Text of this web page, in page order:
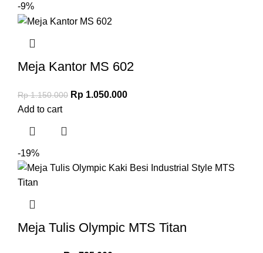
-9%
Meja Kantor MS 602
Rp1.150.000 Rp 1.050.000
Add to cart
-19%
Meja Tulis Olympic MTS Titan